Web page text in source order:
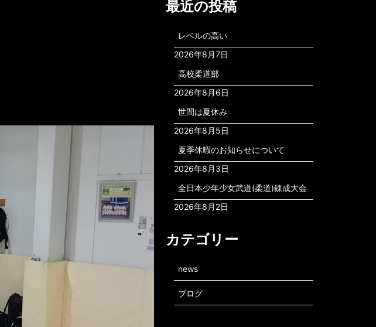
最近の投稿
レベルの高い
2026年8月7日
高校柔道部
2026年8月6日
世間は夏休み
2026年8月5日
夏季休暇のお知らせについて
2026年8月3日
全日本少年少女武道(柔道)錬成大会
2026年8月2日
カテゴリー
news
ブログ